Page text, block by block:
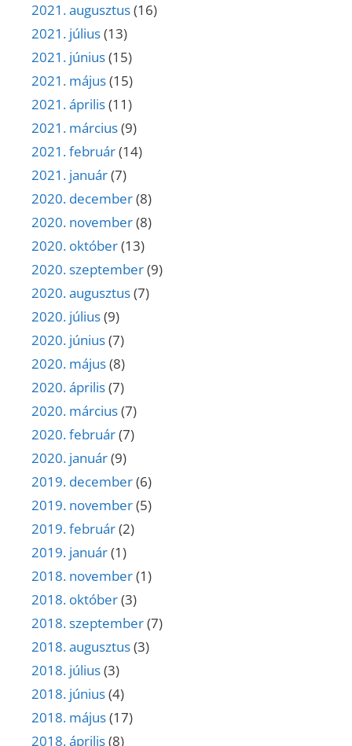
2021. augusztus(16)
2021. július(13)
2021. június(15)
2021. május(15)
2021. április(11)
2021. március(9)
2021. február(14)
2021. január(7)
2020. december(8)
2020. november(8)
2020. október(13)
2020. szeptember(9)
2020. augusztus(7)
2020. július(9)
2020. június(7)
2020. május(8)
2020. április(7)
2020. március(7)
2020. február(7)
2020. január(9)
2019. december(6)
2019. november(5)
2019. február(2)
2019. január(1)
2018. november(1)
2018. október(3)
2018. szeptember(7)
2018. augusztus(3)
2018. július(3)
2018. június(4)
2018. május(17)
2018. április(8)